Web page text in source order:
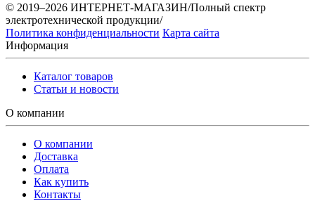
© 2019–2026 ИНТЕРНЕТ-МАГАЗИН/Полный спектр
электротехнической продукции/
Политика конфиденциальности Карта сайта
Информация
Каталог товаров
Статьи и новости
О компании
О компании
Доставка
Оплата
Как купить
Контакты